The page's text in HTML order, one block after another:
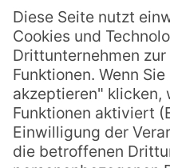
Butlerservice, der
kümmert. Frisch
Blumen auf dem
Organisation eines
Terrasse – hier wird
gekümmert. Wer